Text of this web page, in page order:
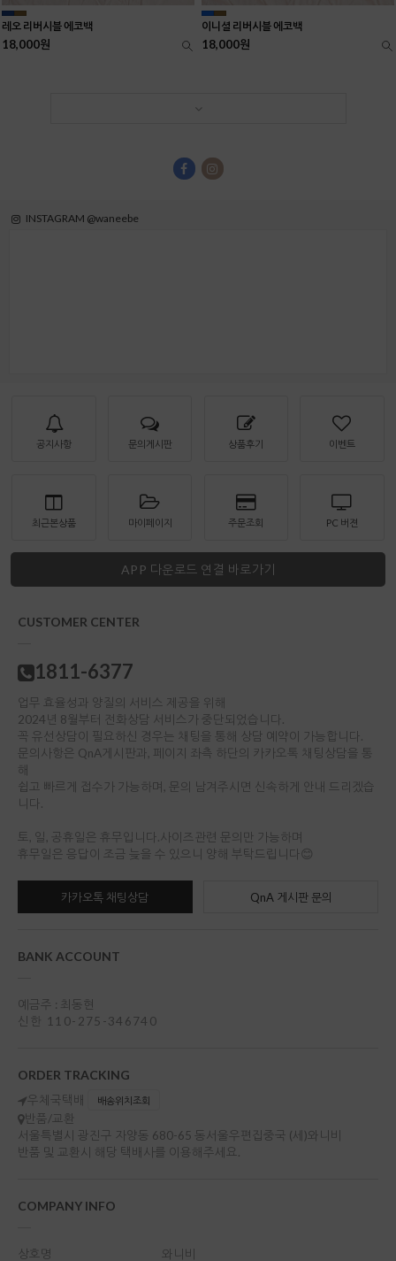
레오 리버시블 에코백
18,000원
이니셜 리버시블 에코백
18,000원
INSTAGRAM @waneebe
공지사항 문의게시판 상품후기 이벤트
최근본상품 마이페이지 주문조회 PC 버젼
APP 다운로드 연결 바로가기
CUSTOMER CENTER
1811-6377
업무 효율성과 양질의 서비스 제공을 위해
2024년 8월부터 전화상담 서비스가 중단되었습니다.
꼭 유선상담이 필요하신 경우는 채팅을 통해 상담 예약이 가능합니다.
문의사항은 QnA게시판과, 페이지 좌측 하단의 카카오톡 채팅상담을 통
해
쉽고 빠르게 접수가 가능하며, 문의 남겨주시면 신속하게 안내 드리겠습
니다.
토, 일, 공휴일은 휴무입니다.사이즈관련 문의만 가능하며
휴무일은 응답이 조금 늦을 수 있으니 양해 부탁드립니다😊
카카오톡 채팅상담 QnA 게시판 문의
BANK ACCOUNT
예금주 : 최동현
신한 110-275-346740
ORDER TRACKING
우체국택배 배송위치조회
반품/교환
서울특별시 광진구 자양동 680-65 동서울우편집중국 (세)와니비
반품 및 교환시 해당 택배사를 이용해주세요.
COMPANY INFO
상호명 와니비